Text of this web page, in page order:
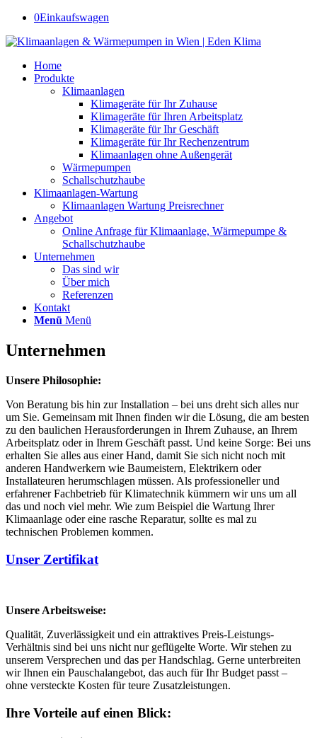
0Einkaufswagen
Home
Produkte
Klimaanlagen
Klimageräte für Ihr Zuhause
Klimageräte für Ihren Arbeitsplatz
Klimageräte für Ihr Geschäft
Klimageräte für Ihr Rechenzentrum
Klimaanlagen ohne Außengerät
Wärmepumpen
Schallschutzhaube
Klimaanlagen-Wartung
Klimaanlagen Wartung Preisrechner
Angebot
Online Anfrage für Klimaanlage, Wärmepumpe &
Schallschutzhaube
Unternehmen
Das sind wir
Über mich
Referenzen
Kontakt
Menü Menü
Unternehmen
Unsere Philosophie:
Von Beratung bis hin zur Installation – bei uns dreht sich alles nur
um Sie. Gemeinsam mit Ihnen finden wir die Lösung, die am besten
zu den baulichen Herausforderungen in Ihrem Zuhause, an Ihrem
Arbeitsplatz oder in Ihrem Geschäft passt. Und keine Sorge: Bei uns
erhalten Sie alles aus einer Hand, damit Sie sich nicht noch mit
anderen Handwerkern wie Baumeistern, Elektrikern oder
Installateuren herumschlagen müssen. Als professioneller und
erfahrener Fachbetrieb für Klimatechnik kümmern wir uns um all
das und noch viel mehr. Wie zum Beispiel die Wartung Ihrer
Klimaanlage oder eine rasche Reparatur, sollte es mal zu
technischen Problemen kommen.
Unser Zertifikat
Unsere Arbeitsweise:
Qualität, Zuverlässigkeit und ein attraktives Preis-Leistungs-
Verhältnis sind bei uns nicht nur geflügelte Worte. Wir stehen zu
unserem Versprechen und das per Handschlag. Gerne unterbreiten
wir Ihnen ein Pauschalangebot, das auch für Ihr Budget passt –
ohne versteckte Kosten für teure Zusatzleistungen.
Ihre Vorteile auf einen Blick: